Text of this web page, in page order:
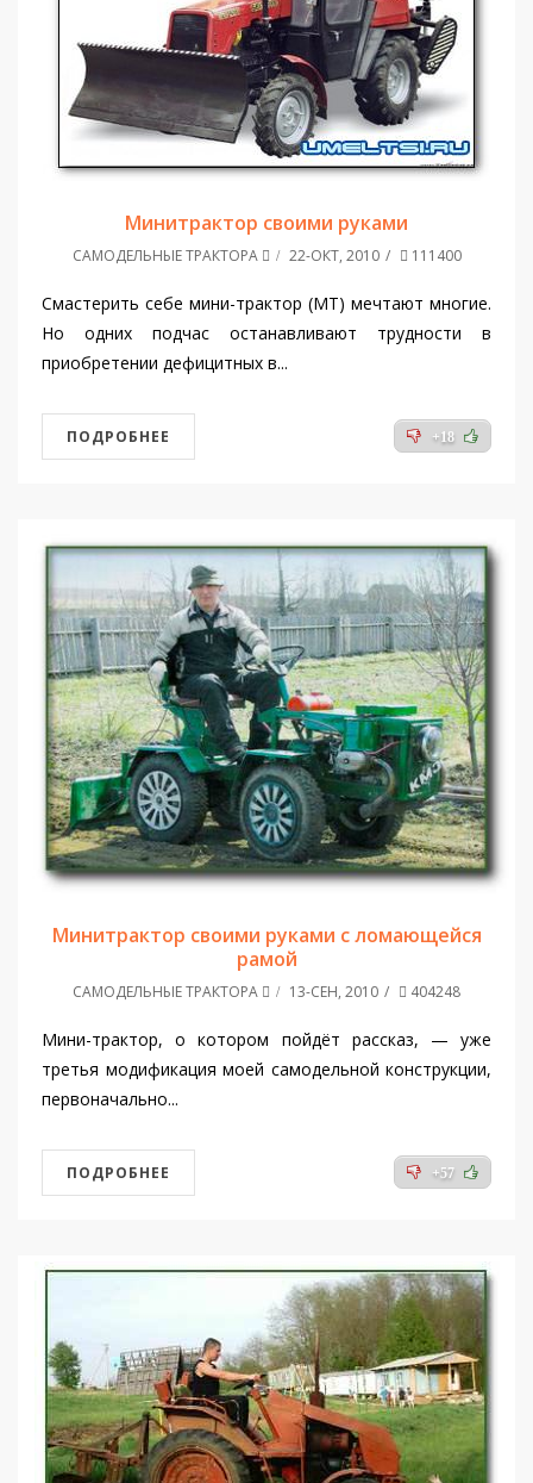
Минитрактор своими руками
САМОДЕЛЬНЫЕ ТРАКТОРА 22-ОКТ, 2010 111400
Смастерить себе мини-трактор (MT) мечтают многие.
Но одних подчас останавливают трудности в
приобретении дефицитных в...
+18
ПОДРОБНЕЕ
Минитрактор своими руками c ломающейся
рамой
САМОДЕЛЬНЫЕ ТРАКТОРА 13-СЕН, 2010 404248
Мини-трактор, о котором пойдёт рассказ, — уже
третья модификация моей самодельной конструкции,
первоначально...
+57
ПОДРОБНЕЕ